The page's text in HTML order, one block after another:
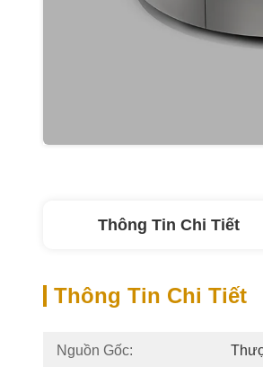
Thông Tin Chi Tiết
Thông Tin Chi Tiết
Nguồn Gốc: